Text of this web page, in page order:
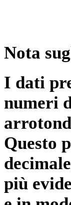
Nota
I dati
numeri
Questo
più